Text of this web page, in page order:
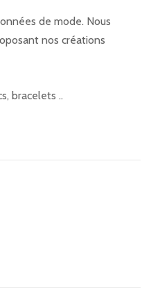
de mode. Nous
nos créations
bracelets ..